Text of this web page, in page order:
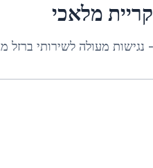
קריית מלאכי
- נגישות מעולה לשירותי ברזל